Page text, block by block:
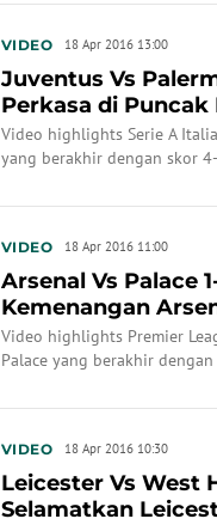
VIDEO 18 Apr 2016 13:00
Juventus Vs
Perkasa di Puncak
Video highlights Serie A
yang berakhir dengan skor
VIDEO 18 Apr 2016 11:00
Arsenal Vs Palace
Kemenangan
Video highlights Premier
Palace yang berakhir
VIDEO 18 Apr 2016 10:30
Leicester Vs West
Selamatkan